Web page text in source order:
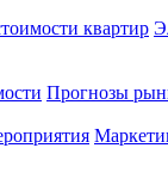
квартир
Прогнозы